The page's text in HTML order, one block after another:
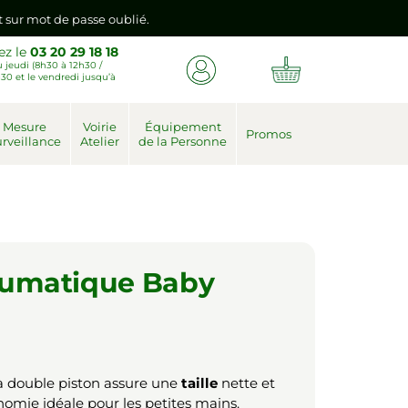
mot de passe oublié.
connexion vers votre nouvel espace client.
sur mot de passe oublié.
le03 20 29 18 18
jeudi (8h30 à 12h30 /
et le vendredi jusqu’à
Mesure
Voirie
Atelier
Équipement
de la Personne
Promos
Baby
double piston assure une taille nette et
idéale pour les petites mains.